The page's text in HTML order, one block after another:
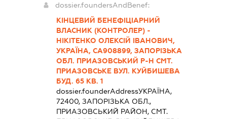
dossier.foundersAndBenef:
КІНЦЕВИЙ БЕНЕФІЦІАРНИЙ
ВЛАСНИК (КОНТРОЛЕР) -
НІКІТЕНКО ОЛЕКСІЙ ІВАНОВИЧ,
УКРАЇНА, СА908899, ЗАПОРІЗЬКА
ОБЛ. ПРИАЗОВСЬКИЙ Р-Н СМТ.
ПРИАЗОВСЬКЕ ВУЛ. КУЙБИШЕВА
БУД. 65 КВ. 1
dossier.founderAddressУКРАЇНА,
72400, ЗАПОРIЗЬКА ОБЛ.,
ПРИАЗОВСЬКИЙ РАЙОН, СМТ.